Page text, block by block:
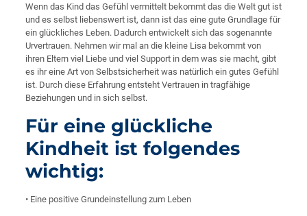
Wenn das Kind das Gefühl vermittelt bekommt das die Welt gut ist
und es selbst liebenswert ist, dann ist das eine gute Grundlage für
ein glückliches Leben. Dadurch entwickelt sich das sogenannte
Urvertrauen. Nehmen wir mal an die kleine Lisa bekommt von
ihren Eltern viel Liebe und viel Support in dem was sie macht, gibt
es ihr eine Art von Selbstsicherheit was natürlich ein gutes Gefühl
ist. Durch diese Erfahrung entsteht Vertrauen in tragfähige
Beziehungen und in sich selbst.
Für eine glückliche
Kindheit ist folgendes
wichtig:
• Eine positive Grundeinstellung zum Leben